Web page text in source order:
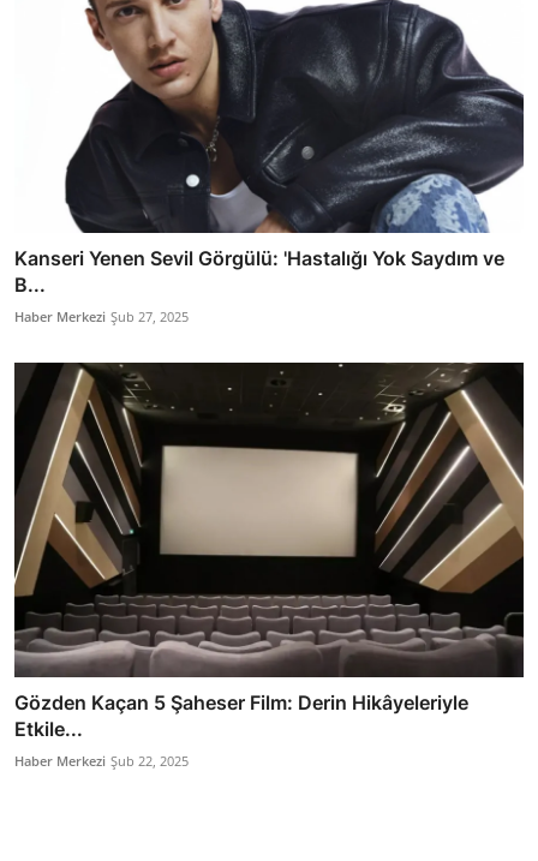
Kanseri Yenen Sevil Görgülü: 'Hastalığı Yok Saydım ve
B...
Haber Merkezi Şub 27, 2025
Gözden Kaçan 5 Şaheser Film: Derin Hikâyeleriyle
Etkile...
Haber Merkezi Şub 22, 2025